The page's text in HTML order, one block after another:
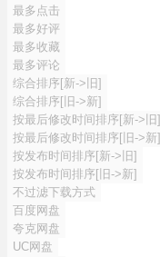
最多点击
最多好评
最多收藏
最多评论
综合排序[新->旧]
综合排序[旧->新]
按最后修改时间排序[新->旧]
按最后修改时间排序[旧->新]
按发布时间排序[新->旧]
按发布时间排序[旧->新]
不过滤下载方式
百度网盘
夸克网盘
UC网盘